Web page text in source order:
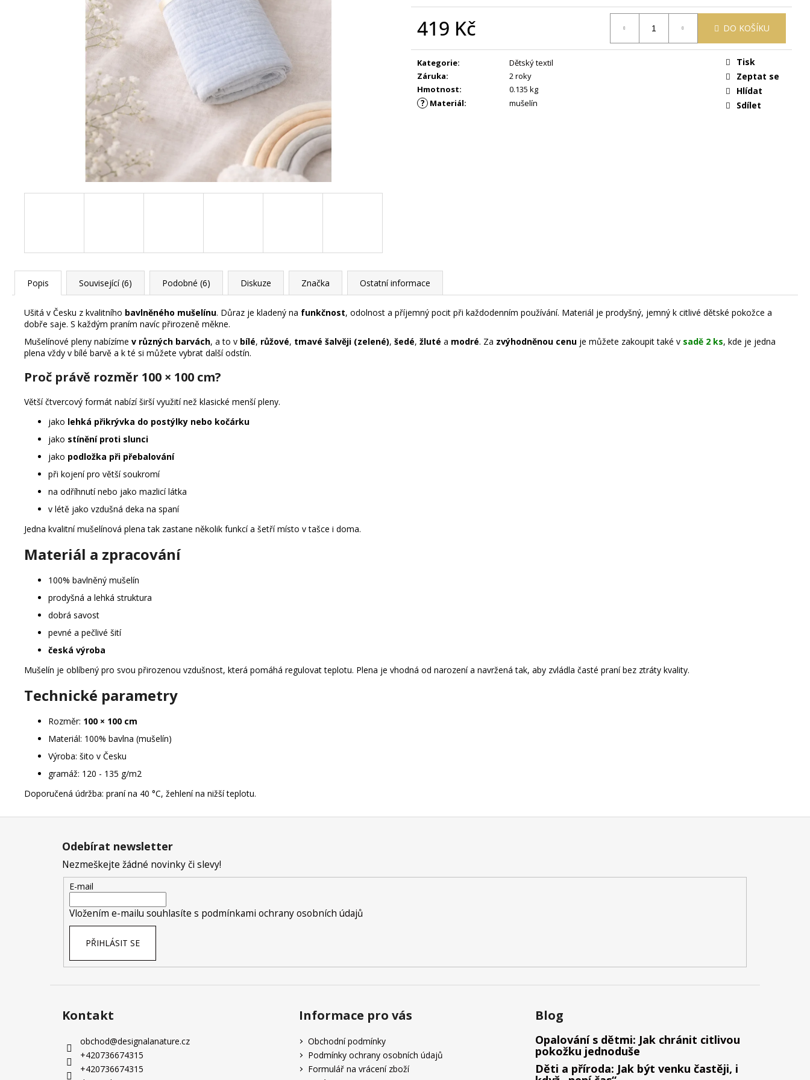
419 Kč DO KOŠÍKU
Kategorie:
Dětský textil
Záruka:
2 roky
Hmotnost: 0.135 kg
? Materiál: mušelín
Tisk
Zeptat se
Hlídat
Sdílet
Popis Související (6) Podobné (6) Diskuze Značka Ostatní informace
Ušitá v Česku z kvalitního bavlněného mušelínu. Důraz je kladený na funkčnost, odolnost a příjemný pocit při každodenním používání. Materiál je prodyšný, jemný k citlivé dětské pokožce a
dobře saje. S každým praním navíc přirozeně měkne.
Mušelínové pleny nabízíme v různých barvách, a to v bílé, růžové, tmavé šalvěji (zelené), šedé, žluté a modré. Za zvýhodněnou cenu je můžete zakoupit také v sadě 2 ks, kde je jedna
plena vždy v bílé barvě a k té si můžete vybrat další odstín.
Proč právě rozměr 100 × 100 cm?
Větší čtvercový formát nabízí širší využití než klasické menší pleny.
jako lehká přikrývka do postýlky nebo kočárku
jako stínění proti slunci
jako podložka při přebalování
při kojení pro větší soukromí
na odříhnutí nebo jako mazlicí látka
v létě jako vzdušná deka na spaní
Jedna kvalitní mušelínová plena tak zastane několik funkcí a šetří místo v tašce i doma.
Materiál a zpracování
100% bavlněný mušelín
prodyšná a lehká struktura
dobrá savost
pevné a pečlivé šití
česká výroba
Mušelín je oblíbený pro svou přirozenou vzdušnost, která pomáhá regulovat teplotu. Plena je vhodná od narození a navržená tak, aby zvládla časté praní bez ztráty kvality.
Technické parametry
Rozměr: 100 × 100 cm
Materiál: 100% bavlna (mušelín)
Výroba: šito v Česku
gramáž: 120 - 135 g/m2
Doporučená údržba: praní na 40 °C, žehlení na nižší teplotu.
59 Kč
299 Kč
Z
Odebírat newsletter
Nezmeškejte žádné novinky či slevy!
E-mail
Vložením e-mailu souhlasíte s podmínkami ochrany osobních údajů
PŘIHLÁSIT SE
Kontakt
obchod@designalanature.cz
+420736674315
+420736674315
Informace pro vás
Obchodní podmínky
Podmínky ochrany osobních údajů
Formulář na vrácení zboží
Blog
Opalování s dětmi: Jak chránit citlivou
pokožku jednoduše
Děti a příroda: Jak být venku častěji, i